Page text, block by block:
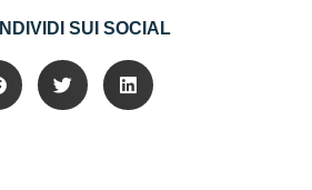
SUI SOCIAL